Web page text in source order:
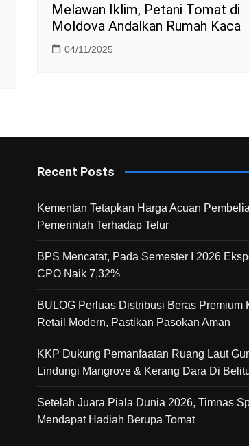
Melawan Iklim, Petani Tomat di
Moldova Andalkan Rumah Kaca
04/11/2025
Recent Posts
Kementan Tetapkan Harga Acuan
Pemerintah Terhadap Telur
BPS Mencatat, Pada Semester I 2026
CPO Naik 7,32%
BULOG Perluas Distribusi Beras Premium
Retail Modern, Pastikan Pasokan Aman
KKP Dukung Pemanfaatan Ruang Laut
Lindungi Mangrove & Kerang Dara Di
Setelah Juara Piala Dunia 2026, Timnas
Mendapat Hadiah Berupa Tomat